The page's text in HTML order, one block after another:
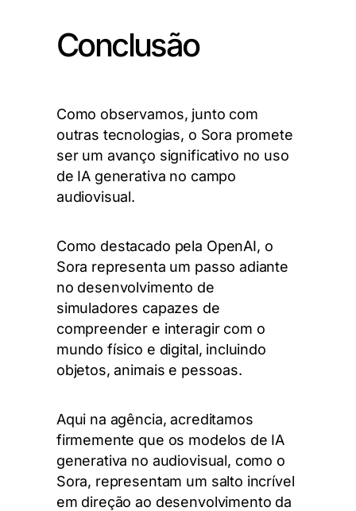
Conclusão
Como observamos, junto com
outras tecnologias, o Sora promete
ser um avanço significativo no uso
de IA generativa no campo
audiovisual.
Como destacado pela OpenAI, o
Sora representa um passo adiante
no desenvolvimento de
simuladores capazes de
compreender e interagir com o
mundo físico e digital, incluindo
objetos, animais e pessoas.
Aqui na agência, acreditamos
firmemente que os modelos de IA
generativa no audiovisual, como o
Sora, representam um salto incrível
em direção ao desenvolvimento da